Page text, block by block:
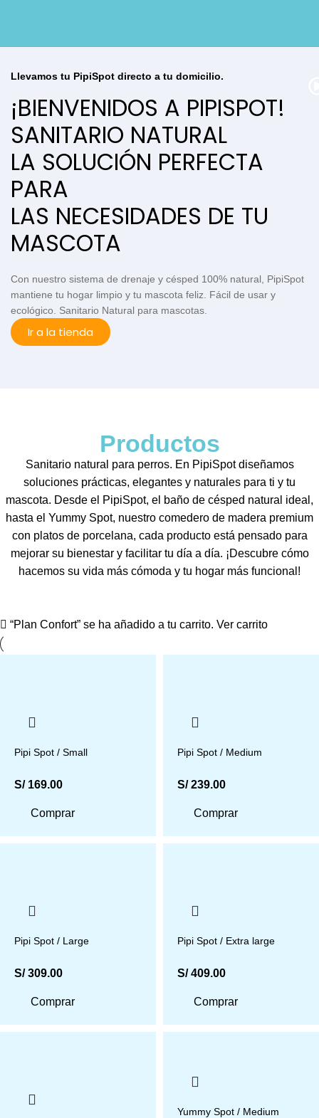
Llevamos tu PipiSpot directo a tu domicilio.
¡BIENVENIDOS A PIPISPOT!
SANITARIO NATURAL
LA SOLUCIÓN PERFECTA
PARA
LAS NECESIDADES DE TU
MASCOTA
Con nuestro sistema de drenaje y césped 100% natural, PipiSpot
mantiene tu hogar limpio y tu mascota feliz. Fácil de usar y
ecológico. Sanitario Natural para mascotas.
Ir a la tienda
Productos
Sanitario natural para perros. En PipiSpot diseñamos
soluciones prácticas, elegantes y naturales para ti y tu
mascota. Desde el PipiSpot, el baño de césped natural ideal,
hasta el Yummy Spot, nuestro comedero de madera premium
con platos de porcelana, cada producto está pensado para
mejorar su bienestar y facilitar tu día a día. ¡Descubre cómo
hacemos su vida más cómoda y tu hogar más funcional!
“Plan Confort” se ha añadido a tu carrito. Ver carrito
Pipi Spot / Small
S/169.00
Comprar
Pipi Spot / Medium
S/239.00
Comprar
Pipi Spot / Large
S/309.00
Comprar
Pipi Spot / Extra large
S/409.00
Comprar
Yummy Spot / Medium